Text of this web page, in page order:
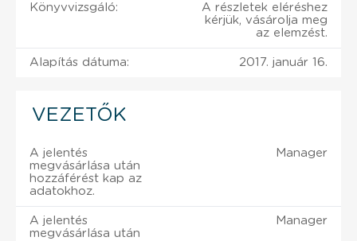
Könyvvizsgáló:
A részletek eléréshez
kérjük, vásárolja meg
az elemzést.
Alapítás dátuma: 2017. január 16.
VEZETŐK
A jelentés
megvásárlása után
hozzáférést kap az
adatokhoz.
Manager
A jelentés
megvásárlása után
Manager